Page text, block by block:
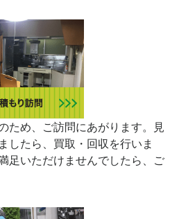
ため、ご訪問にあがります。見
したら、買取・回収を行いま
足いただけませんでしたら、ご